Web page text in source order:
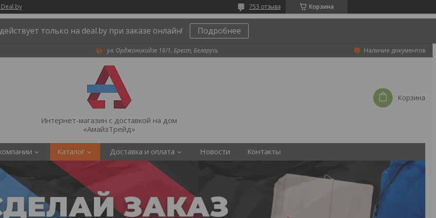
Корзина
753 отзыва
только на deal.by при заказе онлайн! Подробнее
ул. Орджоникидзе 16/1, Брест, Беларусь Наличие документов
Интернет-магазин с доставкой на дом
«АмайзТрейд»
Корзина
Каталог Доставка и оплата Новости Контакты